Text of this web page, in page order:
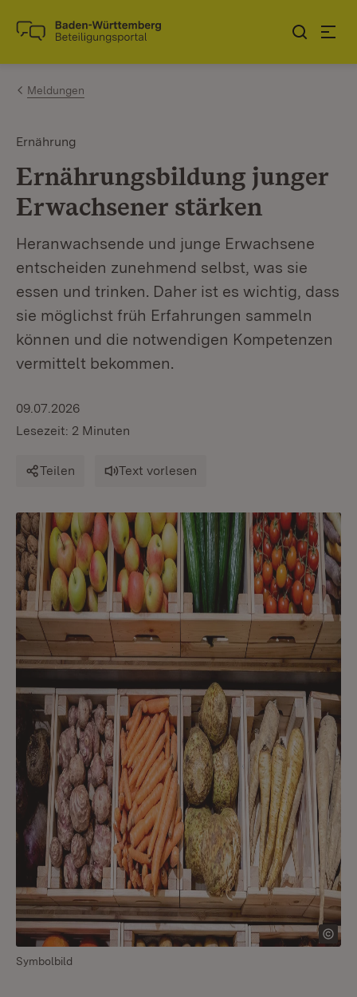
Zum Inhalt springen
Link zur Startseite
Meldungen
Ernährung
Ernährungsbildung junger
Erwachsener stärken
Heranwachsende und junge Erwachsene
entscheiden zunehmend selbst, was sie
essen und trinken. Daher ist es wichtig, dass
sie möglichst früh Erfahrungen sammeln
können und die notwendigen Kompetenzen
vermittelt bekommen.
09.07.2026
Lesezeit: 2 Minuten
Teilen Text vorlesen
Symbolbild